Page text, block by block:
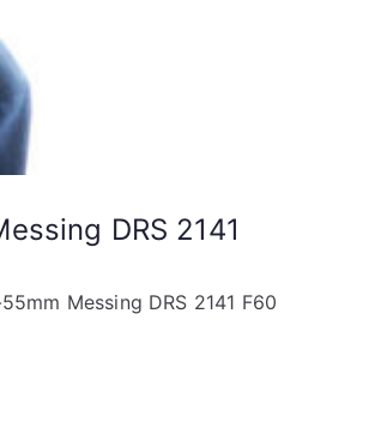
DRS 2141
Messing DRS 2141 F60